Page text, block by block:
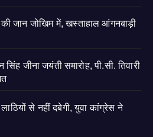
जान जोखिम में, खस्ताहाल आंगनबाड़ी
जीना जयंती समारोह, पी.सी. तिवारी
से नहीं दबेगी, युवा कांग्रेस ने